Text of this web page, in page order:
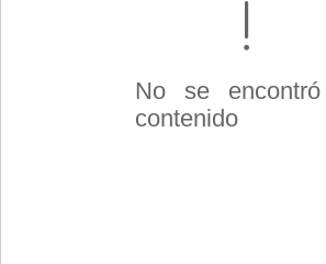
No se
contenido